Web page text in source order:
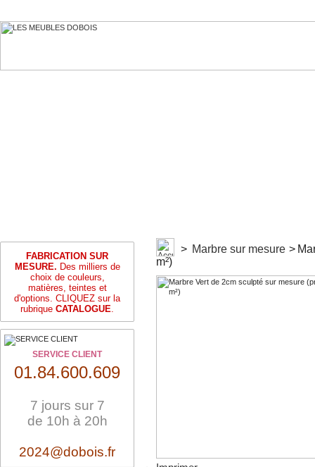
FABRICATION SUR
MESURE. Des milliers de
choix de couleurs,
matières, teintes et
d'options. CLIQUEZ sur la
rubrique CATALOGUE.
SERVICE CLIENT
01.84.600.609
7 jours sur 7
de 10h à 20h
2024@dobois.fr
> Marbre sur mesure >
m²)